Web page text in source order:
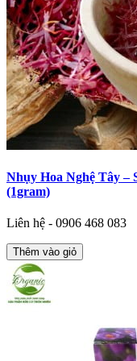
Nhụy Hoa Nghệ Tây –
(1gram)
Liên hệ - 0906 468 083
Thêm vào giỏ